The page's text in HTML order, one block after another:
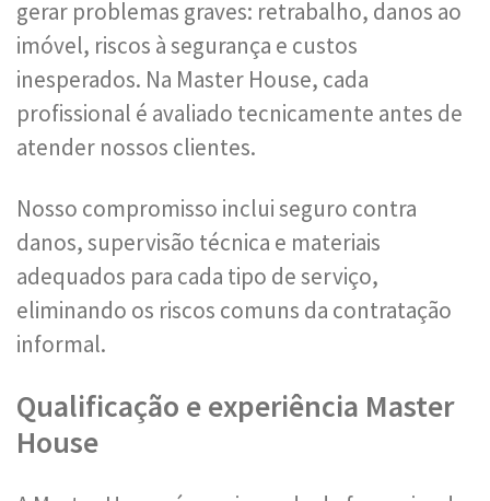
gerar problemas graves: retrabalho, danos ao
imóvel, riscos à segurança e custos
inesperados. Na Master House, cada
profissional é avaliado tecnicamente antes de
atender nossos clientes.
Nosso compromisso inclui seguro contra
danos, supervisão técnica e materiais
adequados para cada tipo de serviço,
eliminando os riscos comuns da contratação
informal.
Qualificação e experiência Master
House